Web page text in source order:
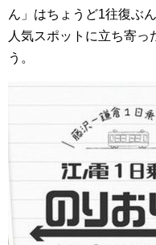
ん」はちょうど1往復ぶ
人気スポットに立ち寄っ
う。